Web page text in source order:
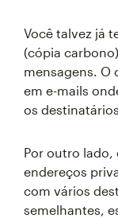
Você talvez já
(cópia
mensagens. O
em e-mails
os
Por outro lado,
endereços
com vários
semelhantes,